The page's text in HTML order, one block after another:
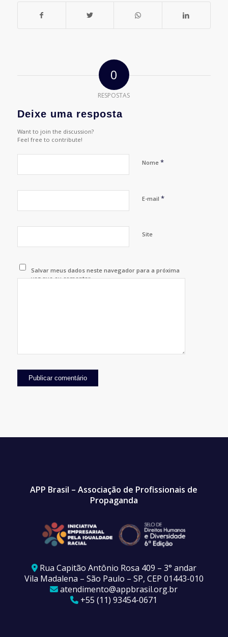
0
RESPOSTAS
Deixe uma resposta
Want to join the discussion?
Feel free to contribute!
Nome *
E-mail *
Site
Salvar meus dados neste navegador para a próxima
vez que eu comentar.
APP Brasil – Associação de Profissionais de
Propaganda
Rua Capitão Antônio Rosa 409 – 3° andar
Vila Madalena – São Paulo – SP, CEP 01443-010
atendimento@appbrasil.org.br
+55 (11) 93454-0671